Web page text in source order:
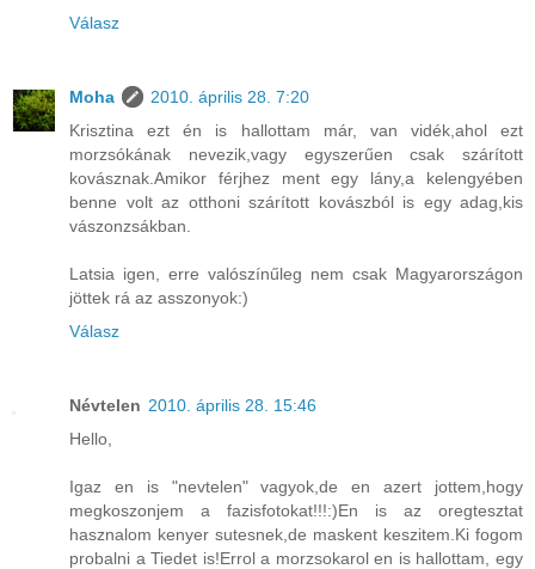
Válasz
Moha
2010. április 28. 7:20
Krisztina ezt én is hallottam már, van vidék,ahol ezt
morzsókának nevezik,vagy egyszerűen csak szárított
kovásznak.Amikor férjhez ment egy lány,a kelengyében
benne volt az otthoni szárított kovászból is egy adag,kis
vászonzsákban.
Latsia igen, erre valószínűleg nem csak Magyarországon
jöttek rá az asszonyok:)
Válasz
Névtelen 2010. április 28. 15:46
Hello,
Igaz en is "nevtelen" vagyok,de en azert jottem,hogy
megkoszonjem a fazisfotokat!!!:)En is az oregtesztat
hasznalom kenyer sutesnek,de maskent keszitem.Ki fogom
probalni a Tiedet is!Errol a morzsokarol en is hallottam, egy